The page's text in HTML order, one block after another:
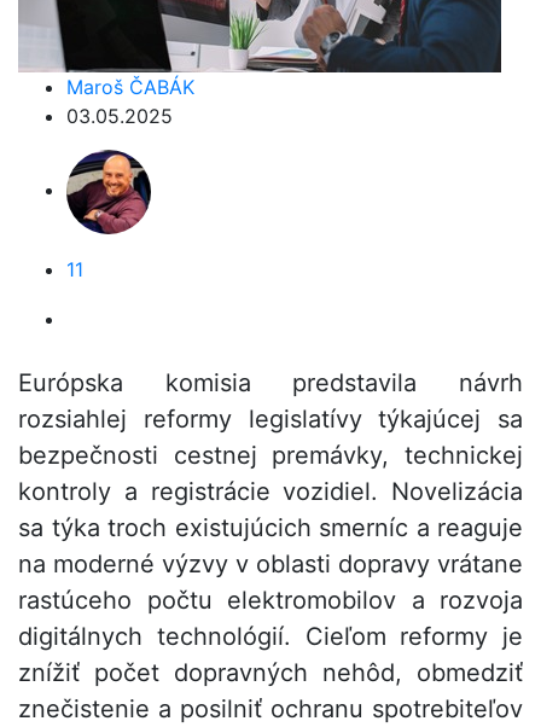
Maroš ČABÁK
03.05.2025
11
Európska komisia predstavila návrh
rozsiahlej reformy legislatívy týkajúcej sa
bezpečnosti cestnej premávky, technickej
kontroly a registrácie vozidiel. Novelizácia
sa týka troch existujúcich smerníc a reaguje
na moderné výzvy v oblasti dopravy vrátane
rastúceho počtu elektromobilov a rozvoja
digitálnych technológií. Cieľom reformy je
znížiť počet dopravných nehôd, obmedziť
znečistenie a posilniť ochranu spotrebiteľov